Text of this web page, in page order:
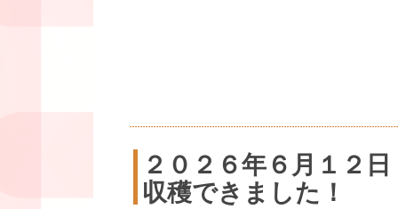
２０２６年６月１２日
収穫できました！